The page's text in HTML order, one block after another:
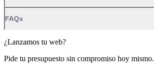
FAQs
¿Lanzamos tu web?
Pide tu presupuesto sin compromiso hoy mismo.